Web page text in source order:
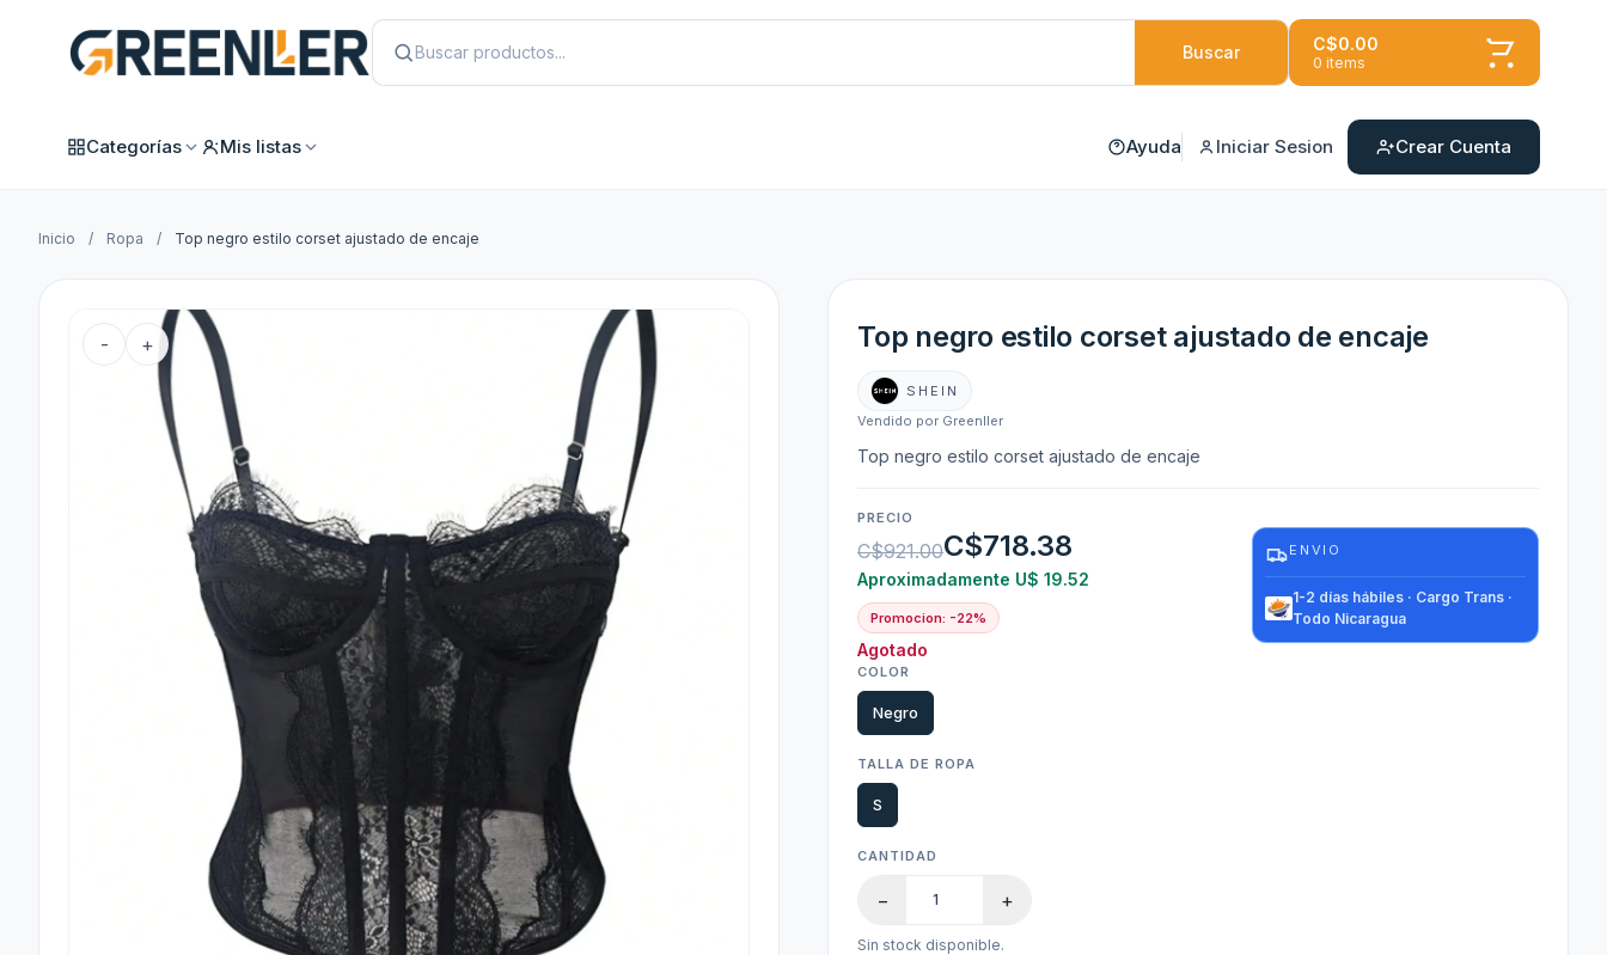
Buscar C$0.00
0 items
Categorías Mis listas Ayuda Iniciar Sesion Crear Cuenta
Inicio / Ropa / Top negro estilo corset ajustado de encaje
- + Top negro estilo corset ajustado de encaje
SHEIN
Vendido por Greenller
Top negro estilo corset ajustado de encaje
PRECIO
C$921.00C$718.38
Aproximadamente U$ 19.52
Promocion: -22%
Agotado
ENVIO
1-2 días hábiles · Cargo Trans ·
Todo Nicaragua
COLOR
Negro
TALLA DE ROPA
S
CANTIDAD
− +
Sin stock disponible.